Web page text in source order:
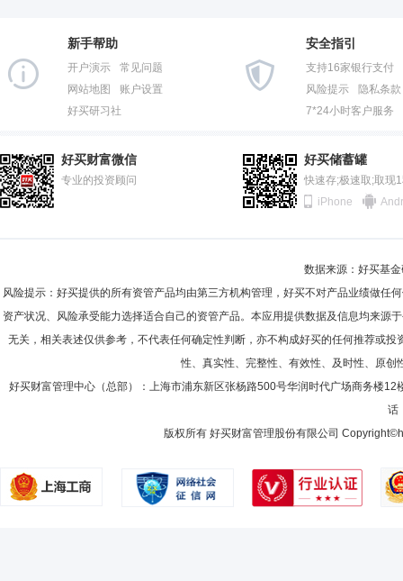
新手帮助
开户演示
常见问题
网站地图
账户设置
好买研习社
安全指引
支持16家银行支付
风险提示
隐私条款
7*24小时客户服务
好买财富微信
专业的投资顾问
好买储蓄罐
快速存;极速取;取现
iPhone
数据来源：好买基
风险提示：好买提供的所有资管产品均由第三方机构管理，好买不对产品业绩做
资产状况、风险承受能力选择适合自己的资管产品。本应用提供数据及信息均来
无关，相关表述仅供参考，不代表任何确定性判断，亦不构成好买的任何推荐或
性、真实性、完整性、有效性、及时性、原
好买财富管理中心（总部）：上海市浦东新区张杨路500号华润时代广场商务楼12
话
版权所有 好买财富管理股份有限公司